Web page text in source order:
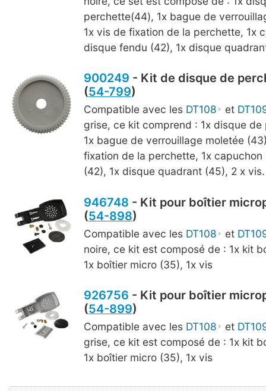
perchette(44), 1x bague de
1x vis de fixation de la perchette, 1x
disque fendu (42), 1x disque
900249 - Kit de disque de
(54-799)
Compatible avec les DT108 et
grise, ce kit comprend : 1x disque
1x bague de verrouillage moletée
fixation de la perchette, 1x
(42), 1x disque quadrant (45), 2 x vis.
946748 - Kit pour boîtier
(54-898)
Compatible avec les DT108 et
noire, ce kit est composé de : 1x kit
1x boîtier micro (35), 1x vis
926756 - Kit pour boîtier
(54-899)
Compatible avec les DT108 et
grise, ce kit est composé de : 1x kit
1x boîtier micro (35), 1x vis